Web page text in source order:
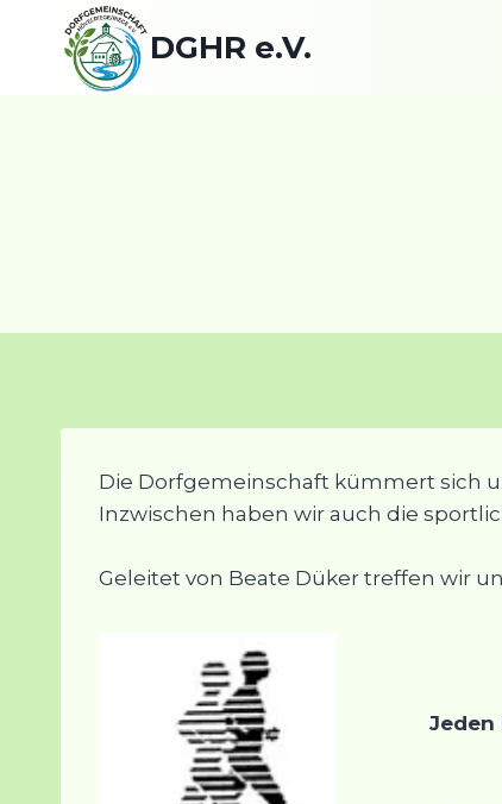
springen
DGHR e.V.
Die Dorfgemeinschaft kümmert sich
Inzwischen haben wir auch die
Geleitet von Beate Düker treffen wir
Jeden